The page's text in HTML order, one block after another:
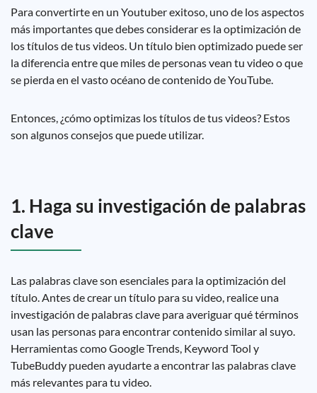
Para convertirte en un Youtuber exitoso, uno de los aspectos
más importantes que debes considerar es la optimización de
los títulos de tus videos. Un título bien optimizado puede ser
la diferencia entre que miles de personas vean tu video o que
se pierda en el vasto océano de contenido de YouTube.
Entonces, ¿cómo optimizas los títulos de tus videos? Estos
son algunos consejos que puede utilizar.
1. Haga su investigación de palabras
clave
Las palabras clave son esenciales para la optimización del
título. Antes de crear un título para su video, realice una
investigación de palabras clave para averiguar qué términos
usan las personas para encontrar contenido similar al suyo.
Herramientas como Google Trends, Keyword Tool y
TubeBuddy pueden ayudarte a encontrar las palabras clave
más relevantes para tu video.